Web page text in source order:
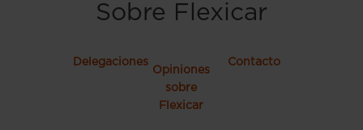
Sobre Flexicar
Delegaciones
Opiniones
sobre
Flexicar
Contacto